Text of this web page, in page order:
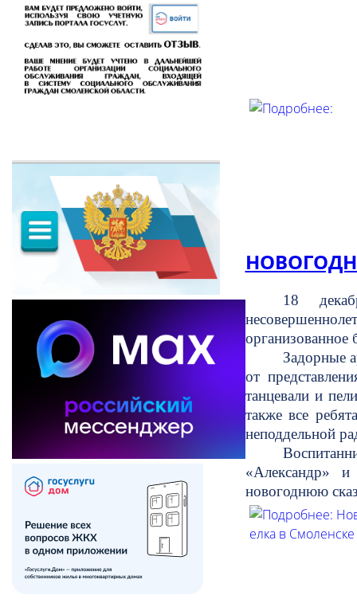
18
Задорные
от
танцевали и
также все
неподдельной
«Александр»
новогоднюю